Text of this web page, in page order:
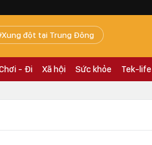
Xung đột tại Trung Đông
- Đi Xã hội Sức khỏe Tek-life